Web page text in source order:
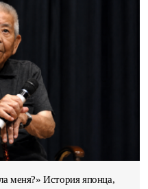
меня?» История японца,